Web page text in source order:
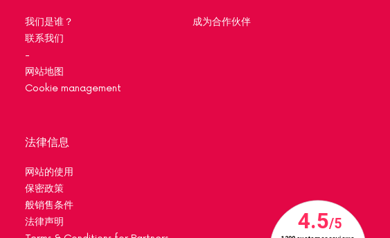
我们是谁？
联系我们
-
网站地图
Cookie management
成为合作伙伴
法律信息
网站的使用
保密政策
般销售条件
法律声明